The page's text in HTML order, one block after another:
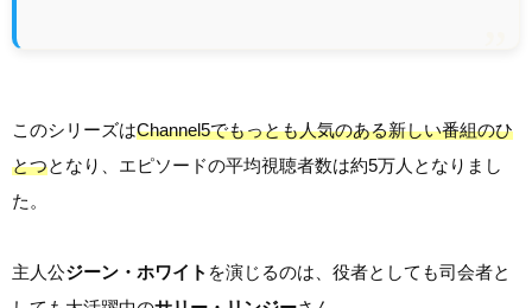
このシリーズはChannel5でもっとも人気のある新しい番組のひ
とつとなり、エピソードの平均視聴者数は約5万人となりまし
た。
主人公ジーン・ホワイト を演じるのは、役者としても司会者と